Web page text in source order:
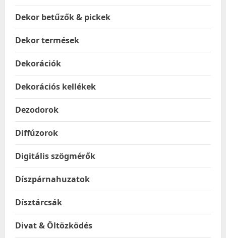
Dekor betűzők & pickek
Dekor termések
Dekorációk
Dekorációs kellékek
Dezodorok
Diffúzorok
Digitális szögmérők
Díszpárnahuzatok
Dísztárcsák
Divat & Öltözködés